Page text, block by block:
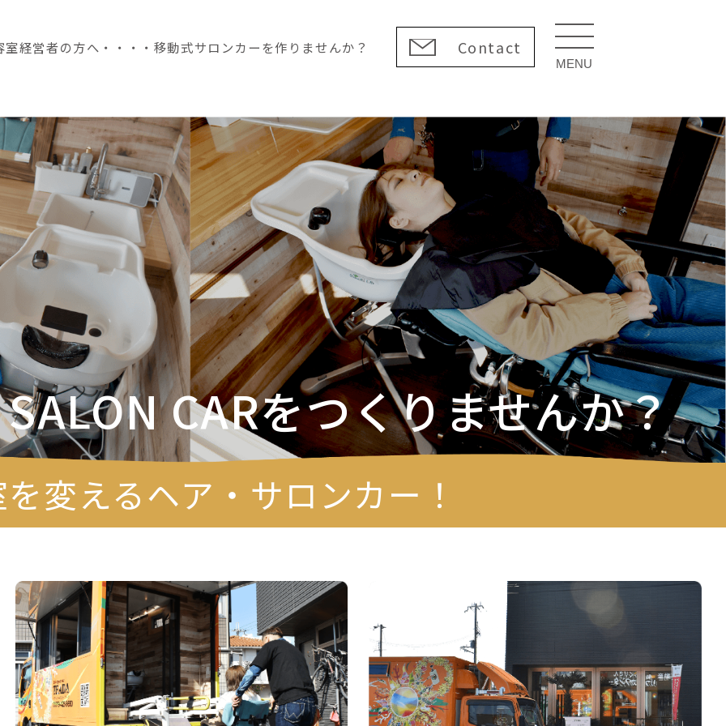
室経営者の方へ・・・・移動式サロンカーを作りませんか？ Contact
SALON CARをつくりませんか？
変えるヘア・サロンカー！